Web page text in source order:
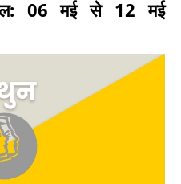
06 मई से 12 मई